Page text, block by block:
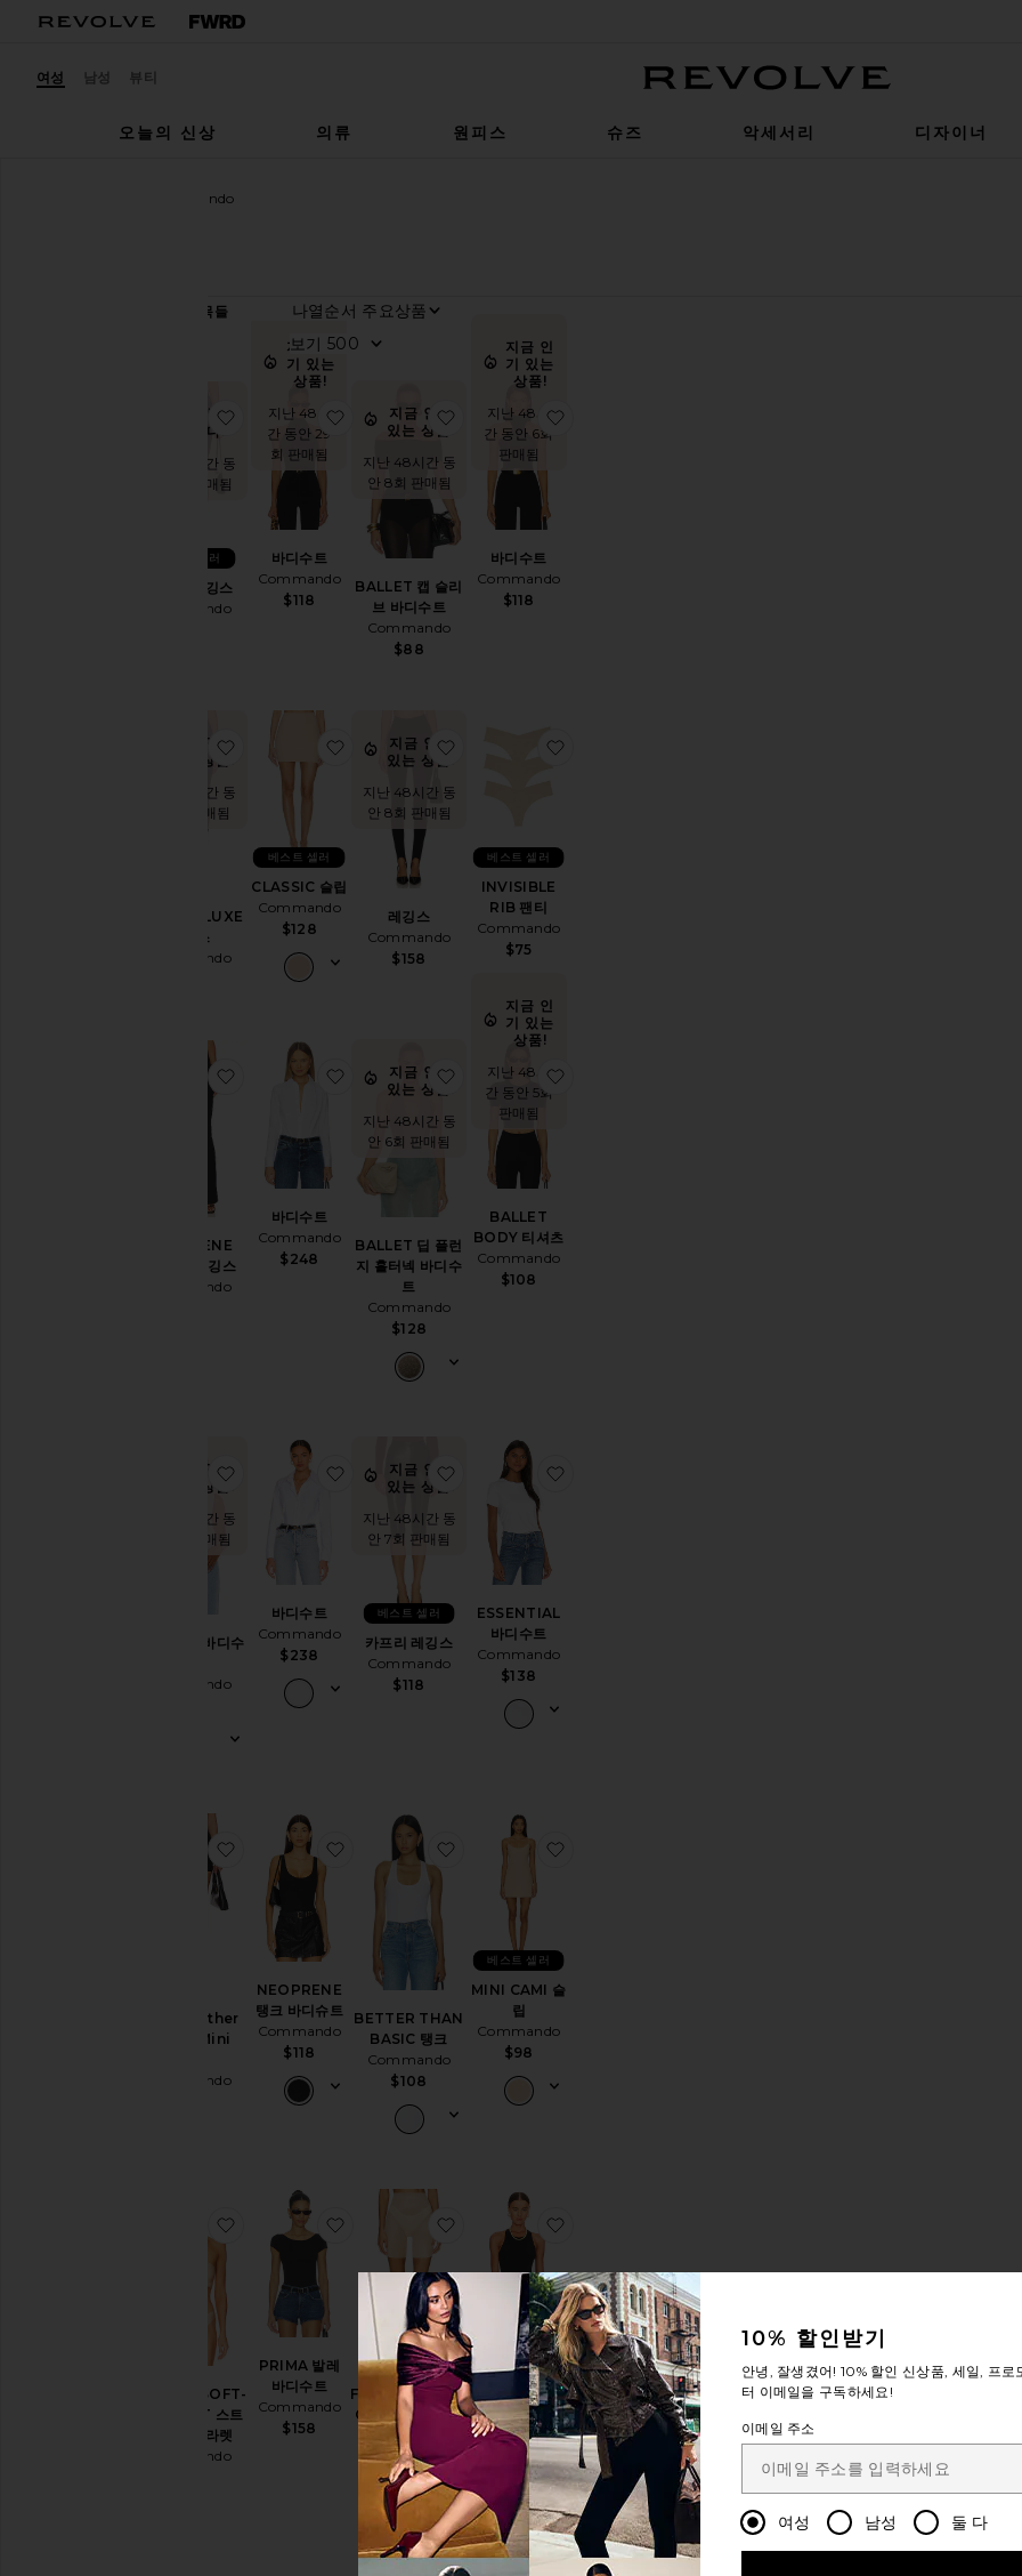
여성 남성 뷰티
오늘의 신상
의류 원피스 슈즈 악세서리 디자이너
Commando
항목들
수요가 많
습니다!
지난 48시간 동
안 51회 판매됨
카프리 레깅스
Commando
베스트 셀러
찜상품카프리 레깅스
지금 인
기 있는
상품!
지난 48시
간 동안 29
회 판매됨
바디수트
Commando
$118
찜상품바디수트
지금 인기
있는 상품!
지난 48시간 동
안 8회 판매됨
BALLET 캡 슬리
브 바디수트
Commando
$88
찜상품BALLET 캡 슬리브 바디수트
지금 인
기 있는
상품!
지난 48시
간 동안 6회
판매됨
바디수트
Commando
$118
지금 인기
있는 상품!
지난 48시간 동
안 5회 판매됨
BUTTER LUXE
레깅스
Commando
찜상품BUTTER LUXE 레깅스
CLASSIC 슬립
Commando
$128
베스트 셀러
찜상품CLASSIC 슬립
지금 인기
있는 상품!
지난 48시간 동
안 8회 판매됨
레깅스
Commando
$158
찜상품레깅스
INVISIBLE
RIB 팬티
Commando
$75
베스트 셀러
NEOPRENE
FLARE 레깅스
Commando
찜상품NEOPRENE FLARE 레깅스
바디수트
Commando
$248
찜상품바디수트
지금 인기
있는 상품!
지난 48시간 동
안 6회 판매됨
BALLET 딥 플런
지 홀터넥 바디수
트
Commando
$128
찜상품BALLET 딥 플런지 홀터넥 바디수트
지금 인
기 있는
상품!
지난 48시
간 동안 5회
판매됨
BALLET
BODY 티셔츠
Commando
$108
지금 인기
있는 상품!
지난 48시간 동
안 6회 판매됨
BUTTER 바디수
Commando
찜상품BUTTER 바디수트
바디수트
Commando
$238
찜상품바디수트
지금 인기
있는 상품!
지난 48시간 동
안 7회 판매됨
카프리 레깅스
Commando
$118
베스트 셀러
찜상품카프리 레깅스
ESSENTIAL
바디수트
Commando
$138
Faux Leather
Micro-Mini
Commando
찜상품Faux Leather Micro-Mini Skirt
NEOPRENE
탱크 바디슈트
Commando
$118
찜상품NEOPRENE 탱크 바디슈트
BETTER THAN
BASIC 탱크
Commando
$108
찜상품BETTER THAN BASIC 탱크
MINI CAMI 슬
립
Commando
$98
베스트 셀러
BUTTER SOFT-
SUPPORT 스트
랩리스 브라렛
Commando
찜상품BUTTER SOFT-SUPPORT 스트랩리스 브라렛
PRIMA 발레
바디수트
Commando
$158
찜상품PRIMA 발레 바디수트
FEATHERLIGHT
CONTROL 반바
지
Commando
$74
베스트 셀러
찜상품FEATHERLIGHT CONTROL 반바지
BALLET 바디
수트
Commando
$108
10% 할인받기
안녕, 잘생겼어! 10% 할인 신상품, 세일, 프로
터 이메일을 구독하세요!
이메일 주소
여성 남성 둘 다